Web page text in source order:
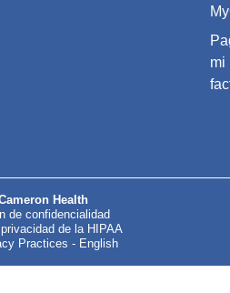
mi
Health
de confidencialidad
de la HIPAA
Practices - English